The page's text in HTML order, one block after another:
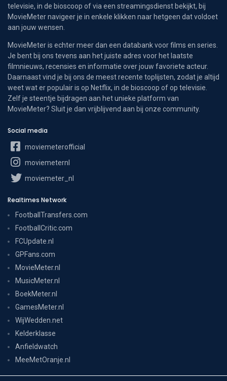
televisie, in de bioscoop of via een streamingsdienst bekijkt, bij
MovieMeter navigeer je in enkele klikken naar hetgeen dat voldoet
aan jouw wensen.
MovieMeter is echter meer dan een databank voor films en series.
Je bent bij ons tevens aan het juiste adres voor het laatste
filmnieuws, recensies en informatie over jouw favoriete acteur.
Daarnaast vind je bij ons de meest recente toplijsten, zodat je altijd
weet wat er populair is op Netflix, in de bioscoop of op televisie.
Zelf je steentje bijdragen aan het unieke platform van
MovieMeter? Sluit je dan vrijblijvend aan bij onze community.
Social media
moviemeterofficial
moviemeternl
moviemeter_nl
Realtimes Network
FootballTransfers.com
FootballCritic.com
FCUpdate.nl
GPFans.com
MovieMeter.nl
MusicMeter.nl
BoekMeter.nl
GamesMeter.nl
WijWedden.net
Kelderklasse
Anfieldwatch
MeeMetOranje.nl